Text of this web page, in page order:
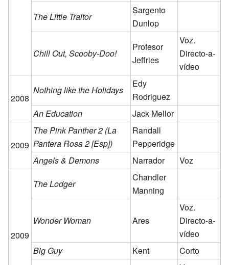
The Little Traitor
Sargento
Dunlop
Chill Out, Scooby-Doo!
Profesor
Jeffries
Voz.
Directo-a-
vídeo
2008
Nothing like the Holidays
Edy
Rodriguez
An Education
Jack Mellor
2009
The Pink Panther 2 (La
Pantera Rosa 2 [Esp])
Randall
Pepperidge
Angels & Demons
Narrador Voz
2009
The Lodger
Chandler
Manning
Wonder Woman Ares
Voz.
Directo-a-
vídeo
Big Guy
Kent
Corto